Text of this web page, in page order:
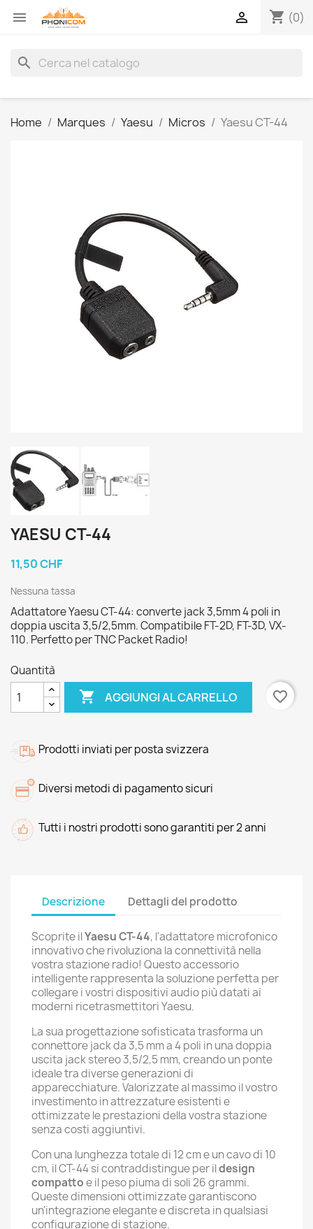
 shopping_cart (0)

search
Home Marques Yaesu Micros Yaesu CT-44
YAESU CT-44
11,50 CHF
Nessuna tassa
Adattatore Yaesu CT-44: converte jack 3,5mm 4 poli in
doppia uscita 3,5/2,5mm. Compatibile FT-2D, FT-3D, VX-
110. Perfetto per TNC Packet Radio!
Quantità
 AGGIUNGI AL CARRELLO favorite_border
Prodotti inviati per posta svizzera
Diversi metodi di pagamento sicuri
Tutti i nostri prodotti sono garantiti per 2 anni
Descrizione Dettagli del prodotto
Scoprite ilYaesu CT-44, l'adattatore microfonico
innovativo che rivoluziona la connettività nella
vostra stazione radio! Questo accessorio
intelligente rappresenta la soluzione perfetta per
collegare i vostri dispositivi audio più datati ai
moderni ricetrasmettitori Yaesu.
La sua progettazione sofisticata trasforma un
connettore jack da 3,5 mm a 4 poli in una doppia
uscita jack stereo 3,5/2,5 mm, creando un ponte
ideale tra diverse generazioni di
apparecchiature. Valorizzate al massimo il vostro
investimento in attrezzature esistenti e
ottimizzate le prestazioni della vostra stazione
senza costi aggiuntivi.
Con una lunghezza totale di 12 cm e un cavo di 10
cm, il CT-44 si contraddistingue per ildesign
compattoe il peso piuma di soli 26 grammi.
Queste dimensioni ottimizzate garantiscono
un'integrazione elegante e discreta in qualsiasi
configurazione di stazione.